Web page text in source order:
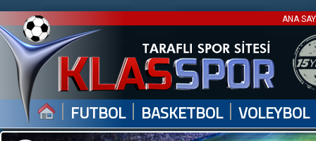
ANA
| FUTBOL | BASKETBOL | VOLEYBOL